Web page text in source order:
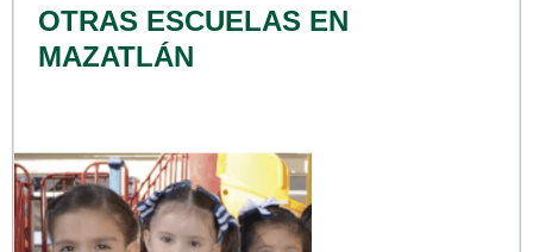
OTRAS ESCUELAS EN
MAZATLÁN